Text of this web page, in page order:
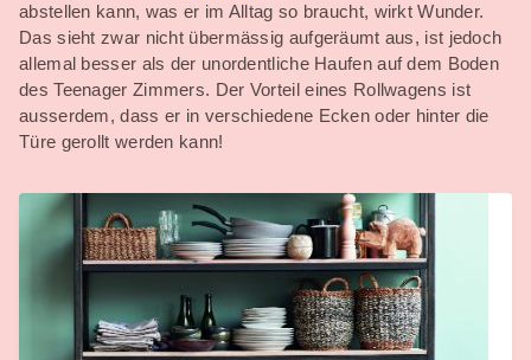
abstellen kann, was er im Alltag so braucht, wirkt Wunder.
Das sieht zwar nicht übermässig aufgeräumt aus, ist jedoch
allemal besser als der unordentliche Haufen auf dem Boden
des Teenager Zimmers. Der Vorteil eines Rollwagens ist
ausserdem, dass er in verschiedene Ecken oder hinter die
Türe gerollt werden kann!